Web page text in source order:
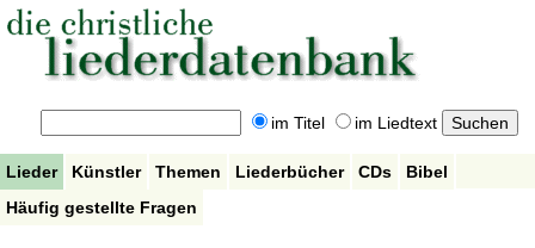
im Titel im Liedtext
Lieder Künstler Themen Liederbücher CDs
Bibel
Häufig gestellte Fragen